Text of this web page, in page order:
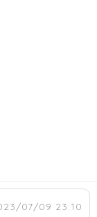
07/09 23:10